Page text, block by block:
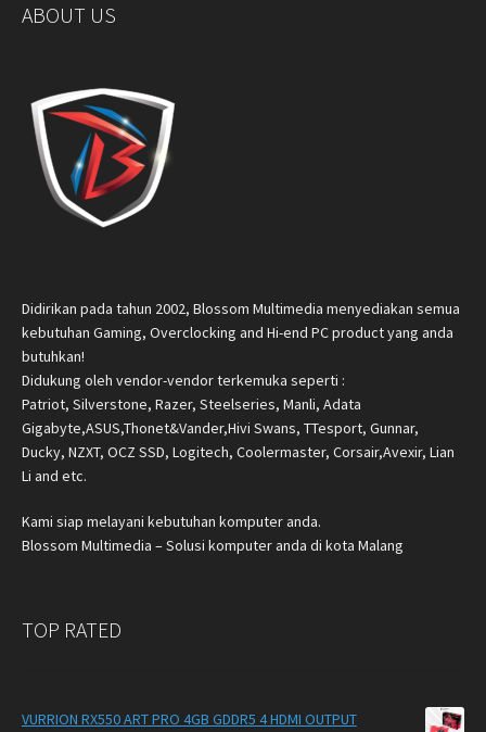
ABOUT US
Didirikan pada tahun 2002, Blossom Multimedia menyediakan semua
kebutuhan Gaming, Overclocking and Hi-end PC product yang anda
butuhkan!
Didukung oleh vendor-vendor terkemuka seperti :
Patriot, Silverstone, Razer, Steelseries, Manli, Adata
Gigabyte,ASUS,Thonet&Vander,Hivi Swans, TTesport, Gunnar,
Ducky, NZXT, OCZ SSD, Logitech, Coolermaster, Corsair,Avexir, Lian
Li and etc.
Kami siap melayani kebutuhan komputer anda.
Blossom Multimedia – Solusi komputer anda di kota Malang
TOP RATED
VURRION RX550 ART PRO 4GB GDDR5 4 HDMI OUTPUT